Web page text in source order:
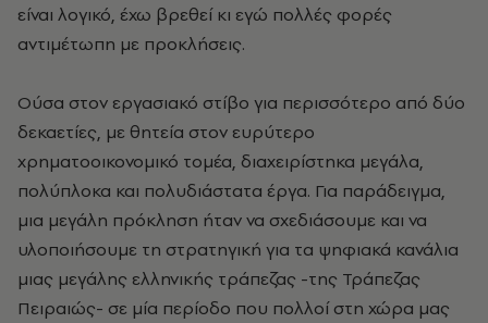
είναι λογικό, έχω βρεθεί κι εγώ πολλές φορές
αντιμέτωπη με προκλήσεις.
Ούσα στον εργασιακό στίβο για περισσότερο από δύο
δεκαετίες, με θητεία στον ευρύτερο
χρηματοοικονομικό τομέα, διαχειρίστηκα μεγάλα,
πολύπλοκα και πολυδιάστατα έργα. Για παράδειγμα,
μια μεγάλη πρόκληση ήταν να σχεδιάσουμε και να
υλοποιήσουμε τη στρατηγική για τα ψηφιακά κανάλια
μιας μεγάλης ελληνικής τράπεζας -της Τράπεζας
Πειραιώς- σε μία περίοδο που πολλοί στη χώρα μας